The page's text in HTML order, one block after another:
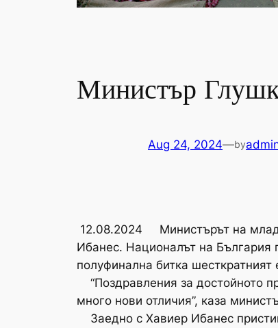
Министър
Aug 24, 2024—by
12.08.2024 Министърът на
Ибанес. Националът на България
полуфинална битка
“Поздравления за достойното
много нови отличия”, каза
Заедно с Хавиер Ибанес